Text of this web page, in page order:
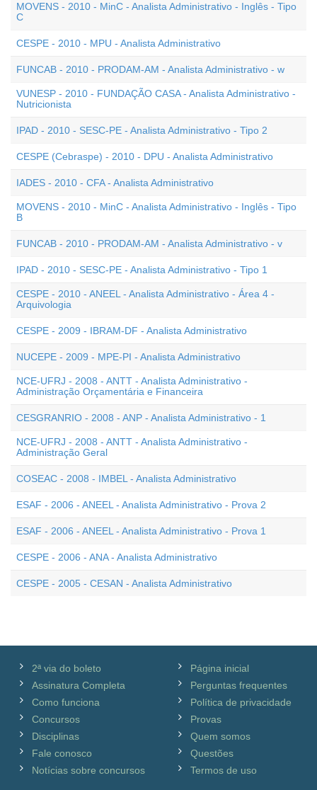
MOVENS - 2010 - MinC - Analista Administrativo - Inglês - Tipo
C
CESPE - 2010 - MPU - Analista Administrativo
FUNCAB - 2010 - PRODAM-AM - Analista Administrativo - w
VUNESP - 2010 - FUNDAÇÃO CASA - Analista Administrativo -
Nutricionista
IPAD - 2010 - SESC-PE - Analista Administrativo - Tipo 2
CESPE (Cebraspe) - 2010 - DPU - Analista Administrativo
IADES - 2010 - CFA - Analista Administrativo
MOVENS - 2010 - MinC - Analista Administrativo - Inglês - Tipo
B
FUNCAB - 2010 - PRODAM-AM - Analista Administrativo - v
IPAD - 2010 - SESC-PE - Analista Administrativo - Tipo 1
CESPE - 2010 - ANEEL - Analista Administrativo - Área 4 -
Arquivologia
CESPE - 2009 - IBRAM-DF - Analista Administrativo
NUCEPE - 2009 - MPE-PI - Analista Administrativo
NCE-UFRJ - 2008 - ANTT - Analista Administrativo -
Administração Orçamentária e Financeira
CESGRANRIO - 2008 - ANP - Analista Administrativo - 1
NCE-UFRJ - 2008 - ANTT - Analista Administrativo -
Administração Geral
COSEAC - 2008 - IMBEL - Analista Administrativo
ESAF - 2006 - ANEEL - Analista Administrativo - Prova 2
ESAF - 2006 - ANEEL - Analista Administrativo - Prova 1
CESPE - 2006 - ANA - Analista Administrativo
CESPE - 2005 - CESAN - Analista Administrativo
2ª via do boleto
Assinatura Completa
Como funciona
Concursos
Disciplinas
Fale conosco
Notícias sobre concursos
Página inicial
Perguntas frequentes
Política de privacidade
Provas
Quem somos
Questões
Termos de uso